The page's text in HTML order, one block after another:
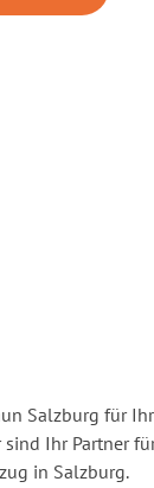
Salzburg für
sind Ihr Partner
in Salzburg.